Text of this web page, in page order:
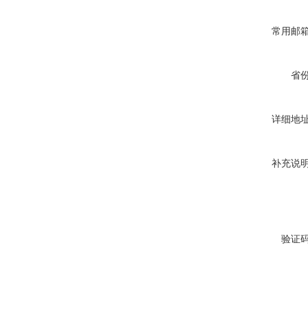
常用邮
省
详细地
补充说
验证